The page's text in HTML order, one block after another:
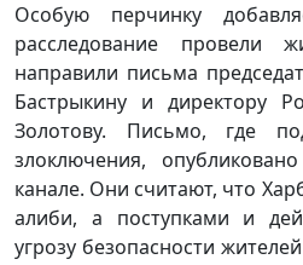
Особую перчинку
расследование провели
направили письма
Бастрыкину и директору
Золотову. Письмо, где
злоключения,
канале. Они считают, что
алиби, а поступками и
угрозу безопасности